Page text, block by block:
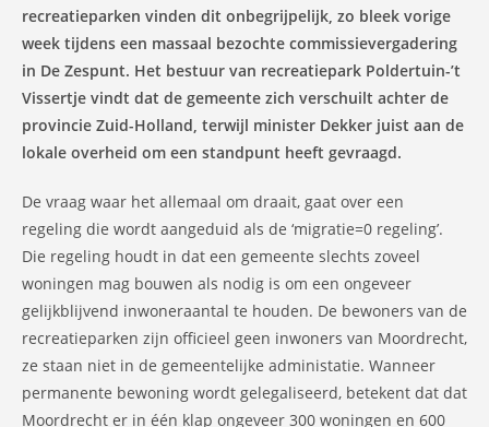
recreatieparken vinden dit onbegrijpelijk, zo bleek vorige
week tijdens een massaal bezochte commissievergadering
in De Zespunt. Het bestuur van recreatiepark Poldertuin-’t
Vissertje vindt dat de gemeente zich verschuilt achter de
provincie Zuid-Holland, terwijl minister Dekker juist aan de
lokale overheid om een standpunt heeft gevraagd.
De vraag waar het allemaal om draait, gaat over een
regeling die wordt aangeduid als de ‘migratie=0 regeling’.
Die regeling houdt in dat een gemeente slechts zoveel
woningen mag bouwen als nodig is om een ongeveer
gelijkblijvend inwoneraantal te houden. De bewoners van de
recreatieparken zijn officieel geen inwoners van Moordrecht,
ze staan niet in de gemeentelijke administatie. Wanneer
permanente bewoning wordt gelegaliseerd, betekent dat dat
Moordrecht er in één klap ongeveer 300 woningen en 600